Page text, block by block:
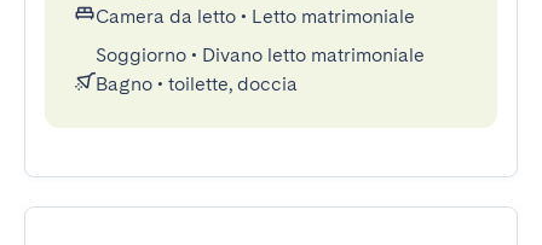
Camera da letto • Letto matrimoniale
Soggiorno • Divano letto matrimoniale
Bagno • toilette, doccia